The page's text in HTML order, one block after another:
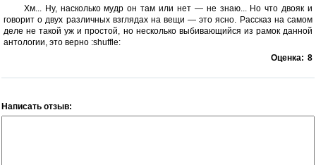
Хм... Ну, насколько мудр он там или нет — не знаю... Но что двояк и
говорит о двух различных взглядах на вещи — это ясно. Рассказ на самом
деле не такой уж и простой, но несколько выбивающийся из рамок данной
антологии, это верно :shuffle:
Оценка: 8
Написать отзыв: